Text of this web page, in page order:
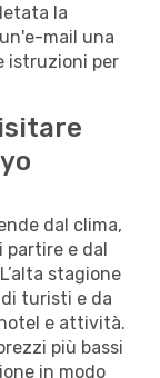
la
mail una
istruzioni per
dal clima,
partire e dal
stagione
turisti e da
e attività.
più bassi
in modo